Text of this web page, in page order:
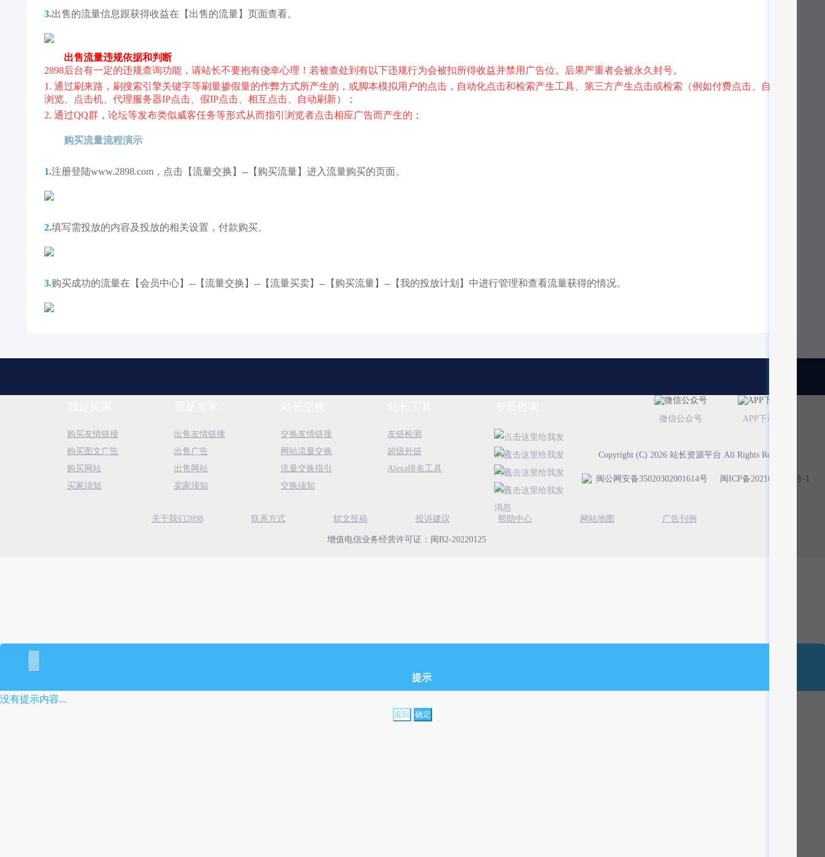
3.出售的流量信息跟获得收益在【出售的流量】页面查看。
出售流量违规依据和判断
2898后台有一定的违规查询功能，请站长不要抱有侥幸心理！若被查处到有以下违规行为会被扣所得收益并禁用广告位。后果严重者会被永久封号。
1. 通过刷来路，刷搜索引擎关键字等刷量掺假量的作弊方式所产生的，或脚本模拟用户的点击，自动化点击和检索产生工具、第三方产生点击或检索（例如付费点击、自动
浏览、点击机、代理服务器IP点击、假IP点击、相互点击、自动刷新）；
2. 通过QQ群，论坛等发布类似威客任务等形式从而指引浏览者点击相应广告而产生的；
购买流量流程演示
1.注册登陆www.2898.com，点击【流量交换】--【购买流量】进入流量购买的页面。
2.填写需投放的内容及投放的相关设置，付款购买。
3.购买成功的流量在【会员中心】--【流量交换】--【流量买卖】--【购买流量】--【我的投放计划】中进行管理和查看流量获得的情况。
购买友情链接
购买图文广告
购买网站
买家须知
出售友情链接
出售广告
出售网站
卖家须知
交换友情链接
网站流量交换
流量交换指引
交换须知
友链检测
超级外链
Alexa排名工具
APP下载
微信公众号
关于我们2898 联系方式 软文投稿 投诉建议 帮助中心 网站地图 广告刊例
Copyright (C) 2026 站长资源平台 All Rights Reserved
闽公网安备35020302001614号 闽ICP备2021011570号-1
增值电信业务经营许可证：闽B2-20220125
提示
没有提示内容...
返回 确定